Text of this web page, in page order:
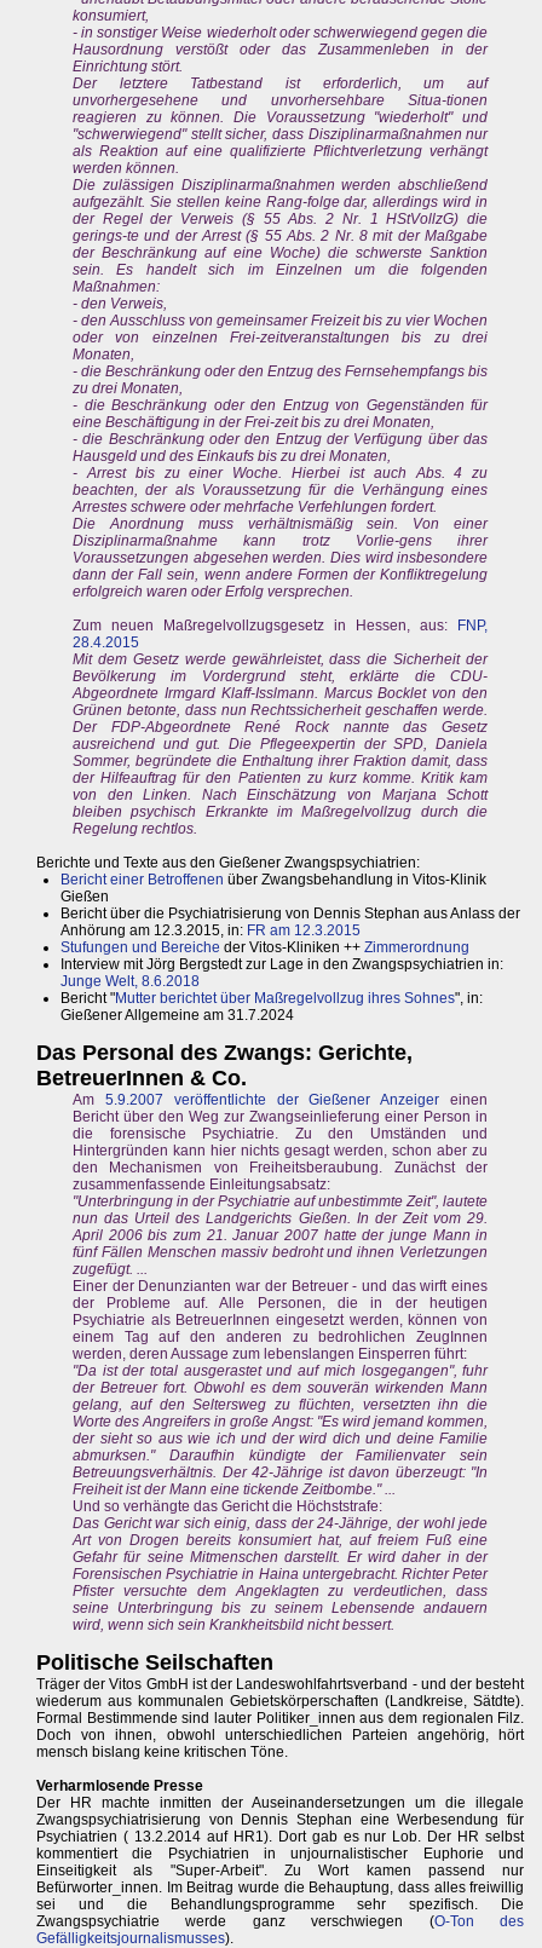
konsumiert,
- in sonstiger Weise wiederholt oder schwerwiegend gegen die
Hausordnung verstößt oder das Zusammenleben in der
Einrichtung stört.
Der letztere Tatbestand ist erforderlich, um auf
unvorhergesehene und unvorhersehbare Situa-tionen
reagieren zu können. Die Voraussetzung "wiederholt" und
"schwerwiegend" stellt sicher, dass Disziplinarmaßnahmen nur
als Reaktion auf eine qualifizierte Pflichtverletzung verhängt
werden können.
Die zulässigen Disziplinarmaßnahmen werden abschließend
aufgezählt. Sie stellen keine Rang-folge dar, allerdings wird in
der Regel der Verweis (§ 55 Abs. 2 Nr. 1 HStVollzG) die
gerings-te und der Arrest (§ 55 Abs. 2 Nr. 8 mit der Maßgabe
der Beschränkung auf eine Woche) die schwerste Sanktion
sein. Es handelt sich im Einzelnen um die folgenden
Maßnahmen:
- den Verweis,
- den Ausschluss von gemeinsamer Freizeit bis zu vier Wochen
oder von einzelnen Frei-zeitveranstaltungen bis zu drei
Monaten,
- die Beschränkung oder den Entzug des Fernsehempfangs bis
zu drei Monaten,
- die Beschränkung oder den Entzug von Gegenständen für
eine Beschäftigung in der Frei-zeit bis zu drei Monaten,
- die Beschränkung oder den Entzug der Verfügung über das
Hausgeld und des Einkaufs bis zu drei Monaten,
- Arrest bis zu einer Woche. Hierbei ist auch Abs. 4 zu
beachten, der als Voraussetzung für die Verhängung eines
Arrestes schwere oder mehrfache Verfehlungen fordert.
Die Anordnung muss verhältnismäßig sein. Von einer
Disziplinarmaßnahme kann trotz Vorlie-gens ihrer
Voraussetzungen abgesehen werden. Dies wird insbesondere
dann der Fall sein, wenn andere Formen der Konfliktregelung
erfolgreich waren oder Erfolg versprechen.
Zum neuen Maßregelvollzugsgesetz in Hessen, aus: FNP,
28.4.2015
Mit dem Gesetz werde gewährleistet, dass die Sicherheit der
Bevölkerung im Vordergrund steht, erklärte die CDU-
Abgeordnete Irmgard Klaff-Isslmann. Marcus Bocklet von den
Grünen betonte, dass nun Rechtssicherheit geschaffen werde.
Der FDP-Abgeordnete René Rock nannte das Gesetz
ausreichend und gut. Die Pflegeexpertin der SPD, Daniela
Sommer, begründete die Enthaltung ihrer Fraktion damit, dass
der Hilfeauftrag für den Patienten zu kurz komme. Kritik kam
von den Linken. Nach Einschätzung von Marjana Schott
bleiben psychisch Erkrankte im Maßregelvollzug durch die
Regelung rechtlos.
Berichte und Texte aus den Gießener Zwangspsychiatrien:
Bericht einer Betroffenen über Zwangsbehandlung in Vitos-Klinik
Gießen
Bericht über die Psychiatrisierung von Dennis Stephan aus Anlass der
Anhörung am 12.3.2015, in: FR am 12.3.2015
Stufungen und Bereiche der Vitos-Kliniken ++ Zimmerordnung
Interview mit Jörg Bergstedt zur Lage in den Zwangspsychiatrien in:
Junge Welt, 8.6.2018
Bericht "Mutter berichtet über Maßregelvollzug ihres Sohnes", in:
Gießener Allgemeine am 31.7.2024
Das Personal des Zwangs: Gerichte,
BetreuerInnen & Co.
Am 5.9.2007 veröffentlichte der Gießener Anzeiger einen
Bericht über den Weg zur Zwangseinlieferung einer Person in
die forensische Psychiatrie. Zu den Umständen und
Hintergründen kann hier nichts gesagt werden, schon aber zu
den Mechanismen von Freiheitsberaubung. Zunächst der
zusammenfassende Einleitungsabsatz:
"Unterbringung in der Psychiatrie auf unbestimmte Zeit", lautete
nun das Urteil des Landgerichts Gießen. In der Zeit vom 29.
April 2006 bis zum 21. Januar 2007 hatte der junge Mann in
fünf Fällen Menschen massiv bedroht und ihnen Verletzungen
zugefügt. ...
Einer der Denunzianten war der Betreuer - und das wirft eines
der Probleme auf. Alle Personen, die in der heutigen
Psychiatrie als BetreuerInnen eingesetzt werden, können von
einem Tag auf den anderen zu bedrohlichen ZeugInnen
werden, deren Aussage zum lebenslangen Einsperren führt:
"Da ist der total ausgerastet und auf mich losgegangen", fuhr
der Betreuer fort. Obwohl es dem souverän wirkenden Mann
gelang, auf den Seltersweg zu flüchten, versetzten ihn die
Worte des Angreifers in große Angst: "Es wird jemand kommen,
der sieht so aus wie ich und der wird dich und deine Familie
abmurksen." Daraufhin kündigte der Familienvater sein
Betreuungsverhältnis. Der 42-Jährige ist davon überzeugt: "In
Freiheit ist der Mann eine tickende Zeitbombe." ...
Und so verhängte das Gericht die Höchststrafe:
Das Gericht war sich einig, dass der 24-Jährige, der wohl jede
Art von Drogen bereits konsumiert hat, auf freiem Fuß eine
Gefahr für seine Mitmenschen darstellt. Er wird daher in der
Forensischen Psychiatrie in Haina untergebracht. Richter Peter
Pfister versuchte dem Angeklagten zu verdeutlichen, dass
seine Unterbringung bis zu seinem Lebensende andauern
wird, wenn sich sein Krankheitsbild nicht bessert.
Politische Seilschaften
Träger der Vitos GmbH ist der Landeswohlfahrtsverband - und der besteht
wiederum aus kommunalen Gebietskörperschaften (Landkreise, Sätdte).
Formal Bestimmende sind lauter Politiker_innen aus dem regionalen Filz.
Doch von ihnen, obwohl unterschiedlichen Parteien angehörig, hört
mensch bislang keine kritischen Töne.
Verharmlosende Presse
Der HR machte inmitten der Auseinandersetzungen um die illegale
Zwangspsychiatrisierung von Dennis Stephan eine Werbesendung für
Psychiatrien ( 13.2.2014 auf HR1). Dort gab es nur Lob. Der HR selbst
kommentiert die Psychiatrien in unjournalistischer Euphorie und
Einseitigkeit als "Super-Arbeit". Zu Wort kamen passend nur
Befürworter_innen. Im Beitrag wurde die Behauptung, dass alles freiwillig
sei und die Behandlungsprogramme sehr spezifisch. Die
Zwangspsychiatrie werde ganz verschwiegen (O-Ton des
Gefälligkeitsjournalismusses).